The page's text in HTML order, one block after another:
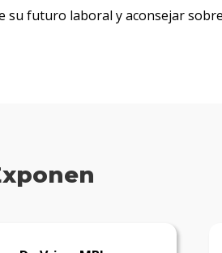
futuro laboral y aconsejar